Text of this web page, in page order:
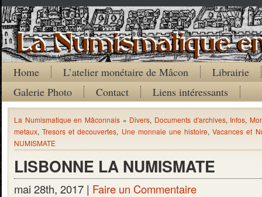
Home L’atelier monétaire de Mâcon
Librairie
Galerie Photo
Contact Liens intéressants
La Numismatique en Mâconnais » Divers, Documents d'archives, Infos,
metaux,Tresors et decouvertes, Une monnaie une histoire,Vacances et
NUMISMATE
LISBONNE LA NUMISMATE
mai 28th, 2017 | Faire un Commentaire